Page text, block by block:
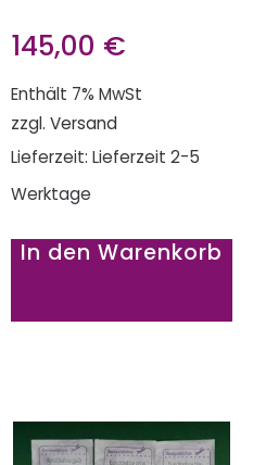
145,00 €
Enthält 7% MwSt
zzgl. Versand
Lieferzeit: Lieferzeit 2-5
Werktage
In den Warenkorb